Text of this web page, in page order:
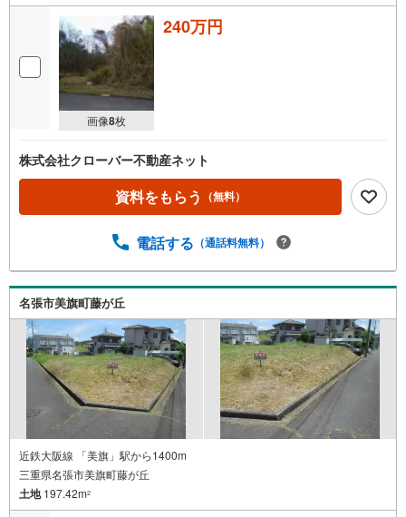
画像8枚
240万円
株式会社クローバー不動産ネット
資料をもらう （無料）
電話する （通話料無料）
名張市美旗町藤が丘
近鉄大阪線 「美旗」駅から1400m
三重県名張市美旗町藤が丘
土地197.42m2